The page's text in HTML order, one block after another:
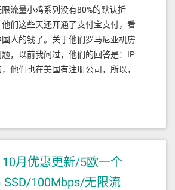
流量小鸡系列没有80%的默认折
们这些天还开通了支付宝支付，看
国人的钱了。关于他们罗马尼亚机房
，以前我问过，他们的回答是：IP
他们也在美国有注册公司，所以，
月优惠更新/5欧一个
SSD/100Mbps/无限流